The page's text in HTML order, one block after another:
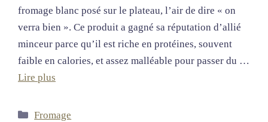
fromage blanc posé sur le plateau, l’air de dire « on
verra bien ». Ce produit a gagné sa réputation d’allié
minceur parce qu’il est riche en protéines, souvent
faible en calories, et assez malléable pour passer du …
Lire plus
Catégories
Fromage